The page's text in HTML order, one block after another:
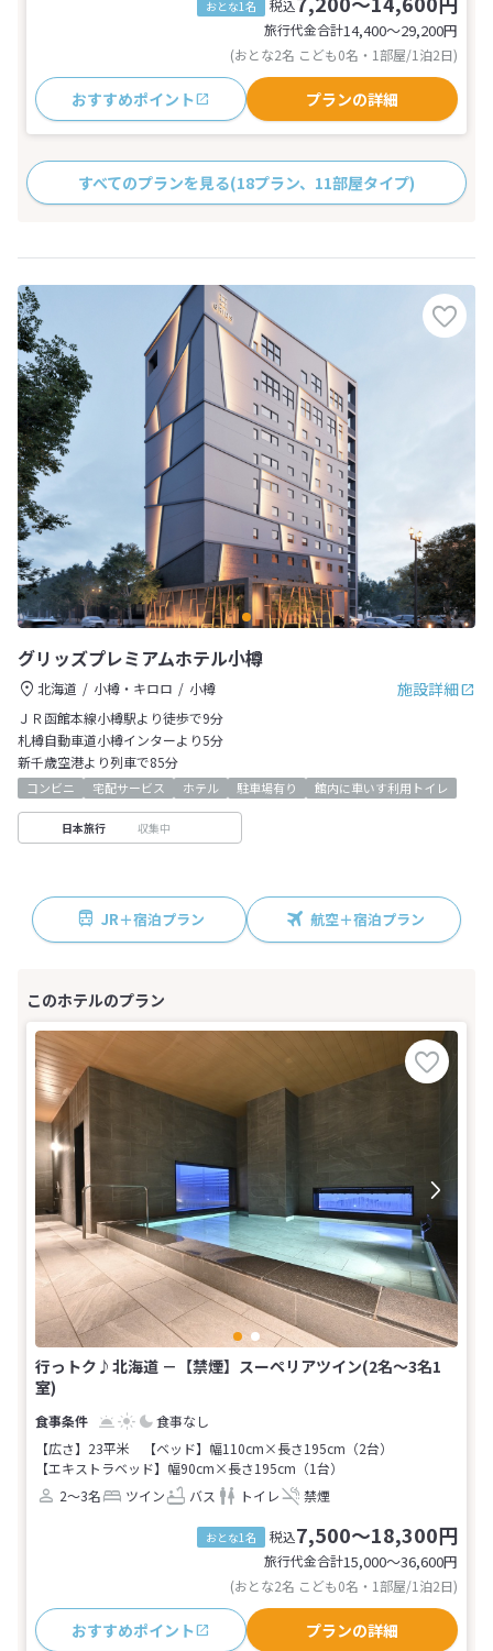
おとな1名 税込
旅行代金合計14,400〜29,200円
(おとな2名 こども0名・1部屋/1泊2日)
おすすめポイント プランの詳細
すべてのプランを見る(18プラン、11部屋タイプ)
グリッズプレミアムホテル小樽
施設詳細
北海道 小樽・キロロ
小樽
ＪＲ函館本線小樽駅より徒歩で9分
札樽自動車道小樽インターより5分
新千歳空港より列車で85分
コンビニ 宅配サービス ホテル 駐車場有り 館内に車いす利用トイレ
日本旅行 収集中
JR＋宿泊プラン 航空＋宿泊プラン
行っトク♪北海道 －【禁煙】スーペリアツイン(2名～3名1
室)
食事なし
【広さ】23平米
【ベッド】幅110cm×長さ195cm（2台）
【エキストラベッド】幅90cm×長さ195cm（1台）
2～3名
ツイン バス トイレ 禁煙
おとな1名 税込7,500～18,300円
旅行代金合計15,000〜36,600円
(おとな2名 こども0名・1部屋/1泊2日)
おすすめポイント プランの詳細